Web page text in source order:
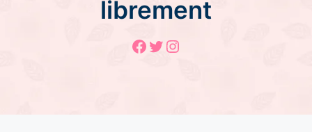
librement
Facebook
Twitter
Instagram